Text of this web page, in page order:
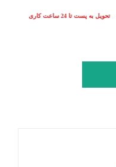
تحویل به پست تا 24 ساعت کاری